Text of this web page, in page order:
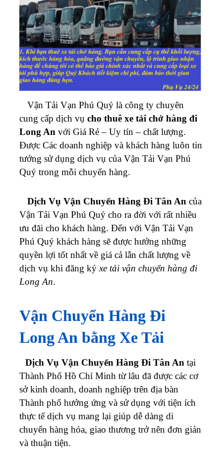
Vận Tải Vạn Phú Quý là công ty chuyên
cung cấp dịch vụ cho thuê xe tải chở hàng đi
Long An với Giá Rẻ – Uy tín – chất lượng.
Được Các doanh nghiệp và khách hàng luôn tin
tưởng sử dụng dịch vụ của Vận Tải Vạn Phú
Quý trong mỗi chuyến hàng.
Dịch Vụ Vận Chuyển Hàng Đi Tân An của
Vận Tải Vạn Phú Quý cho ra đời với rất nhiều
ưu đãi cho khách hàng. Đến với Vận Tải Vạn
Phú Quý khách hàng sẽ được hưởng những
quyền lợi tốt nhất về giá cả lẫn chất lượng về
dịch vụ khi đăng ký xe tải vận chuyển hàng đi
Long An.
Vận Chuyển Hàng Đi
Long An bằng Xe Tải
Dịch Vụ Vận Chuyển Hàng Đi Tân An tại
Thành Phố Hồ Chí Minh từ lâu đã được các cơ
sở kinh doanh, doanh nghiệp trên địa bàn
Thành phố hưởng ứng và sử dụng với tiện ích
thực tế dịch vụ mang lại giúp dễ dàng di
chuyển hàng hóa, giao thương trở nên đơn giản
và thuận tiện.